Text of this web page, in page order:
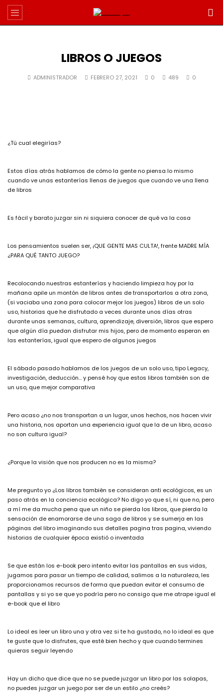
LIBROS O JUEGOS
ADMINISTRADOR FEBRERO 27, 2021 0 489 0
¿Tú cual elegirías?
Estos días atrás hablamos de cómo la gente no piensa lo mismo
cuando ve unas estanterías llenas de juegos que cuando ve una llena
de libros
Es fácil y barato juzgar sin ni siquiera conocer de qué va la cosa
Los pensamientos suelen ser, ¡QUE GENTE MAS CULTA!, frente MADRE MÍA
¿PARA QUÉ TANTO JUEGO?
Recolocando nuestras estanterías y haciendo limpieza hoy por la
mañana apile un montón de libros antes de transportarlos a otra zona,
(si vaciaba una zona para colocar mejor los juegos) libros de un solo
uso, historias que he disfrutado a veces durante unos días otras
durante unas semanas, cultura, aprendizaje, diversión, libros que espero
que algún día puedan disfrutar mis hijos, pero de momento esperan en
las estanterías, igual que espero de algunos juegos
El sábado pasado hablamos de los juegos de un solo uso, tipo Legacy,
investigación, deducción… y pensé hoy que estos libros también son de
un uso, que mejor comparativa
Pero acaso ¿no nos transportan a un lugar, unos hechos, nos hacen vivir
una historia, nos aportan una experiencia igual que la de un libro, acaso
no son cultura igual?
¿Porque la visión que nos producen no es la misma?
Me pregunto yo ¿Los libros también se consideran anti ecológicos, es un
paso atrás en la conciencia ecológica? No digo yo que sí, ni que no, pero
a mí me da mucha pena que un niño se pierda los libros, que pierda la
sensación de enamorarse de una saga de libros y se sumerja en las
páginas del libro imaginando sus detalles pagina tras pagina, viviendo
historias de cualquier época existió o inventada
Se que están los e-book pero intento evitar las pantallas en sus vidas,
jugamos para pasar un tiempo de calidad, salimos a la naturaleza, les
proporcionamos recursos de forma que puedan evitar el consumo de
pantallas y si yo se que yo podría pero no consigo que me atrape igual el
e-book que el libro
Lo ideal es leer un libro una y otra vez si te ha gustado, no lo ideal es que
te guste que lo disfrutes, que esté bien hecho y que cuando termines
quieras seguir leyendo
Hay un dicho que dice que no se puede juzgar un libro por las solapas,
no puedes juzgar un juego por ser de un estilo ¿no creés?